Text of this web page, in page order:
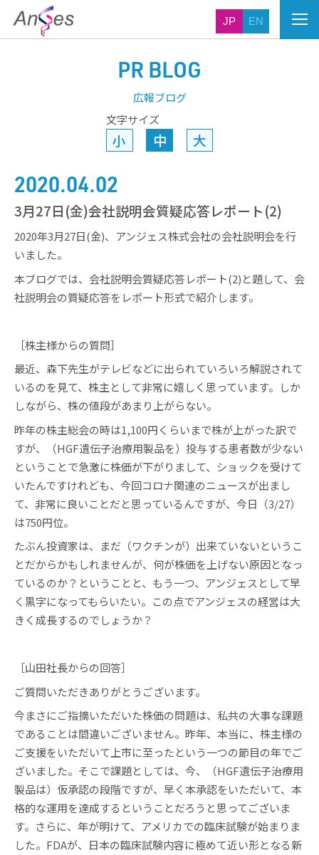
JP EN
PR BLOG
広報ブログ
文字サイズ
小 中 大
2020.04.02
3月27日(金)会社説明会質疑応答レポート(2)
2020年3月27日(金)、アンジェス株式会社の会社説明会を行
いました。
本ブログでは、会社説明会質疑応答レポート(2)と題して、会
社説明会の質疑応答をレポート形式で紹介します。
［株主様からの質問］
最近、森下先生がテレビなどに出られていろいろ解説されて
いるのを見て、株主として非常に嬉しく思っています。しか
しながら、株の値段があまり上がらない。
昨年の株主総会の時は1,100円くらいまで株が上がった訳で
すが、（HGF遺伝子治療用製品を）投与する患者数が少ない
ということで急激に株価が下がりまして、ショックを受けて
いたんですけれども、今回コロナ関連のニュースが出まし
て、非常に良いことだと思っているんですが、今日（3/27）
は750円位。
たぶん投資家は、まだ（ワクチンが）出来ていないというこ
とだからかもしれませんが、何が株価を上げない原因となっ
ているのか？ということと、もう一つ、アンジェスとして早
く黒字になってもらいたい。この点でアンジェスの経営は大
きく成長するのでしょうか？
［山田社長からの回答］
ご質問いただきありがとうございます。
今まさにご指摘いただいた株価の問題は、私共の大事な課題
であることは間違いございません。昨年、本当に、株主様の
ご支援をいただいて上市に至ったという一つの節目の年でご
ざいました。そこで課題としては、今、（HGF遺伝子治療用
製品は）仮承認の段階ですが、早く本承認をいただいて、本
格的な運用を達成するということだろうと思ってございま
す。さらに、年が明けて、アメリカでの臨床試験が始まりま
した。FDAが、日本の臨床試験内容に極めて近い形となる新